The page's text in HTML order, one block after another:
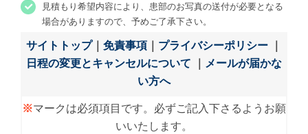
見積もり希望内容により、患部のお写真の送付が必要となる
場合がありますので、予めご了承下さい。
サイトトップ｜ 免責事項 プライバシーポリシー
日程の変更とキャンセルについて
メールが届かな
い方へ
※マークは必須項目です。必ずご記入下さるようお願
いいたします。